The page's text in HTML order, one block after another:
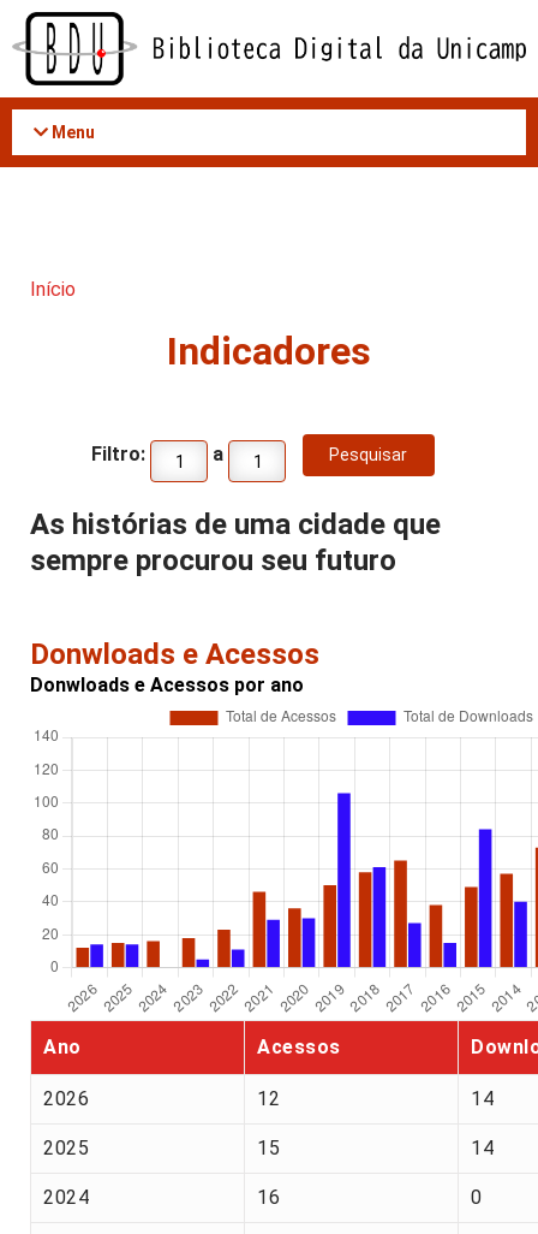
Acessar
conteúdo
Menu
Início
Indicadores
Filtro: a
As histórias de uma cidade que
sempre procurou seu futuro
Donwloads e Acessos
Donwloads e Acessos por ano
Ano Acessos
2026 12 14
2025 15 14
2024 16 0